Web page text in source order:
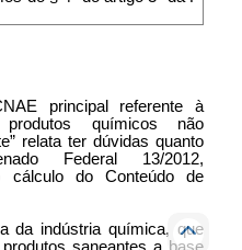
principal referente à
químicos não
relata ter dúvidas quanto
Federal 13/2012,
cálculo do Conteúdo de
da indústria química, que